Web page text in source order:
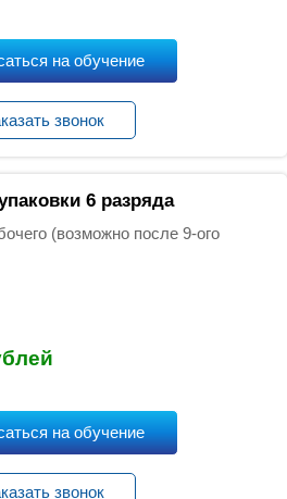
на обучение
звонок
6 разряда
(возможно после 9-ого
на обучение
звонок